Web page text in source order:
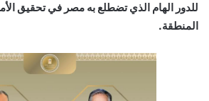
للدور الهام الذي تضطلع به مصر في تحقيق
المنطقة.